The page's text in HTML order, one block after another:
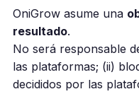
OniGrow asume una
resultado.
No será responsable
las plataformas; (ii)
decididos por las